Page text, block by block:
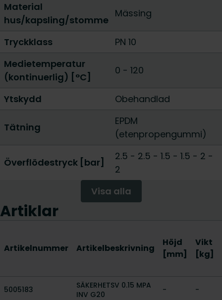
Material
hus/kapsling/stomme
Mässing
Tryckklass
PN 10
Medietemperatur
(kontinuerlig) [°C]
0 - 120
Ytskydd Obehandlad
Tätning
EPDM
(etenpropengummi)
Överflödestryck [bar]
2.5 - 2.5 - 1.5 - 1.5 - 2 -
2
Visa alla
Artiklar
Artikelnummer Artikelbeskrivning
Höjd
[mm]
Vikt
[kg]
5005183
SÄKERHETSV 0.15 MPA
INV G20
- -